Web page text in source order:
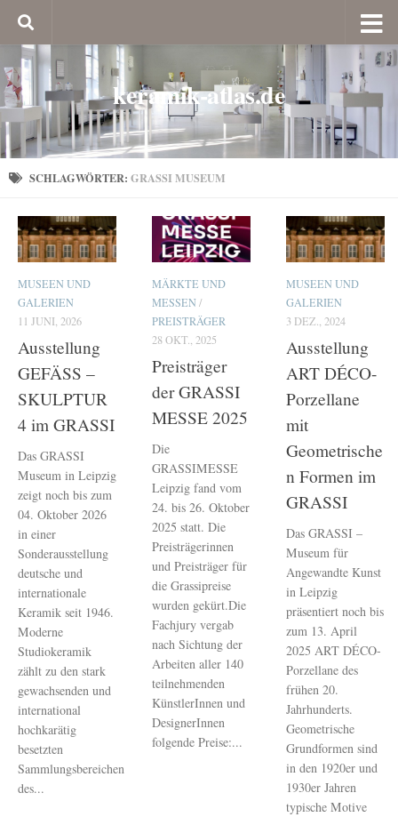
keramik-atlas.de
SCHLAGWÖRTER: GRASSI MUSEUM
MUSEEN UND
GALERIEN
11 JUNI, 2026
Ausstellung
GEFÄSS –
SKULPTUR
4 im GRASSI
Das GRASSI
Museum in Leipzig
zeigt noch bis zum
04. Oktober 2026
in einer
Sonderausstellung
deutsche und
internationale
Keramik seit 1946.
Moderne
Studiokeramik
zählt zu den stark
gewachsenden und
international
hochkarätig
besetzten
Sammlungsbereichen
des...
MÄRKTE UND
MESSEN/
PREISTRÄGER
28 OKT., 2025
Preisträger
der GRASSI
MESSE 2025
Die
GRASSIMESSE
Leipzig fand vom
24. bis 26. Oktober
2025 statt. Die
Preisträgerinnen
und Preisträger für
die Grassipreise
wurden gekürt.Die
Fachjury vergab
nach Sichtung der
Arbeiten aller 140
teilnehmenden
KünstlerInnen und
DesignerInnen
folgende Preise:...
MUSEEN UND
GALERIEN
3 DEZ., 2024
Ausstellung
ART DÉCO-
Porzellane
mit
Geometrische
n Formen im
GRASSI
Das GRASSI –
Museum für
Angewandte Kunst
in Leipzig
präsentiert noch bis
zum 13. April
2025 ART DÉCO-
Porzellane des
frühen 20.
Jahrhunderts.
Geometrische
Grundformen sind
in den 1920er und
1930er Jahren
typische Motive